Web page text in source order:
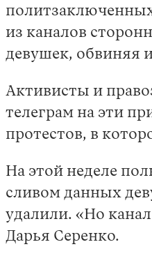
из каналов
девушек, обвиняя
Активисты и
телеграм на эти
протестов, в
На этой неделе
сливом данных
удалили. «Но
Дарья Серенко.